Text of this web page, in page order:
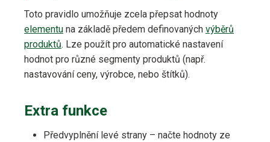
Toto pravidlo umožňuje zcela přepsat hodnoty
elementu na základě předem definovaných výběrů
produktů. Lze použít pro automatické nastavení
hodnot pro různé segmenty produktů (např.
nastavování ceny, výrobce, nebo štítků).
Extra funkce
Předvyplnění levé strany – načte hodnoty ze